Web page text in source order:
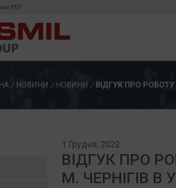
PDF
/ НОВИНИ / НОВИНИ /ВІДГУК ПРО
ВІДГУК ПРО
М. ЧЕРНІГІВ
1 Грудня, 2022